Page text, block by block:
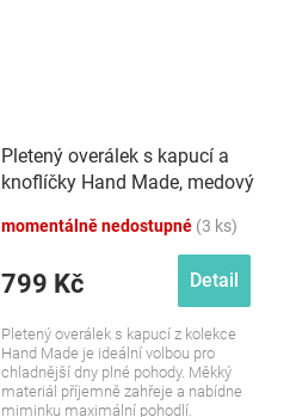
Pletený overálek s kapucí a
knoflíčky Hand Made, medový
momentálně nedostupné (3 ks)
799 Kč Detail
Pletený overálek s kapucí z kolekce
Hand Made je ideální volbou pro
chladnější dny plné pohody. Měkký
materiál příjemně zahřeje a nabídne
miminku maximální pohodlí.